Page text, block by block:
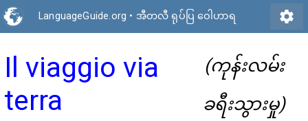
LanguageGuide.org • အီတလီ ရုပ်ပြ ဝေါဟာရ settings
Il viaggio via
terra
(ကုန်းလမ်း
ခရီးသွားမှု)